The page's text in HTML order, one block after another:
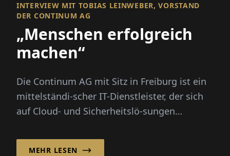
INTERVIEW MIT TOBIAS LEINWEBER, VORSTAND
DER CONTINUM AG
„Menschen erfolgreich
machen“
Die Continum AG mit Sitz in Freiburg ist ein
mittelständi-scher IT-Dienstleister, der sich
auf Cloud- und Sicherheitslö-sungen
MEHR LESEN